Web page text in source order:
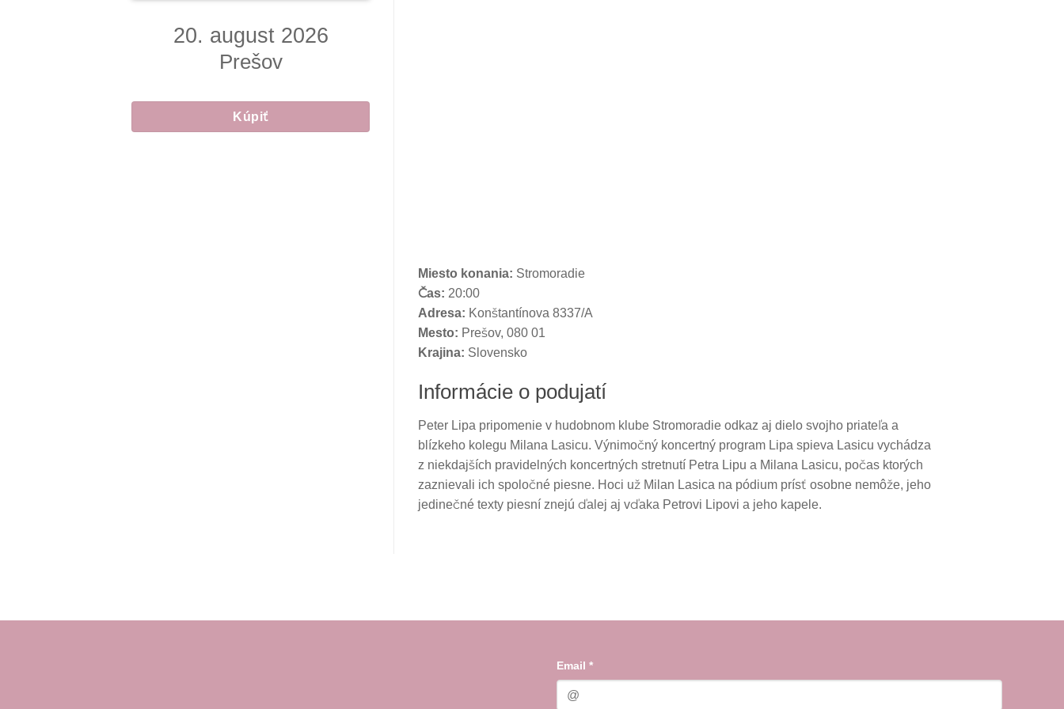
20. august 2026
Prešov
Kúpiť
Miesto konania: Stromoradie
Čas: 20:00
Adresa: Konštantínova 8337/A
Mesto: Prešov, 080 01
Krajina: Slovensko
Informácie o podujatí
Peter Lipa pripomenie v hudobnom klube Stromoradie odkaz aj dielo svojho priateľa a
blízkeho kolegu Milana Lasicu. Výnimočný koncertný program Lipa spieva Lasicu vychádza
z niekdajších pravidelných koncertných stretnutí Petra Lipu a Milana Lasicu, počas ktorých
zaznievali ich spoločné piesne. Hoci už Milan Lasica na pódium prísť osobne nemôže, jeho
jedinečné texty piesní znejú ďalej aj vďaka Petrovi Lipovi a jeho kapele.
Email *